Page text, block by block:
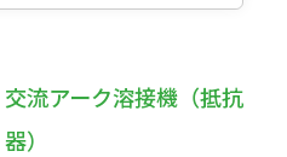
交流アーク溶接機（抵抗
器）